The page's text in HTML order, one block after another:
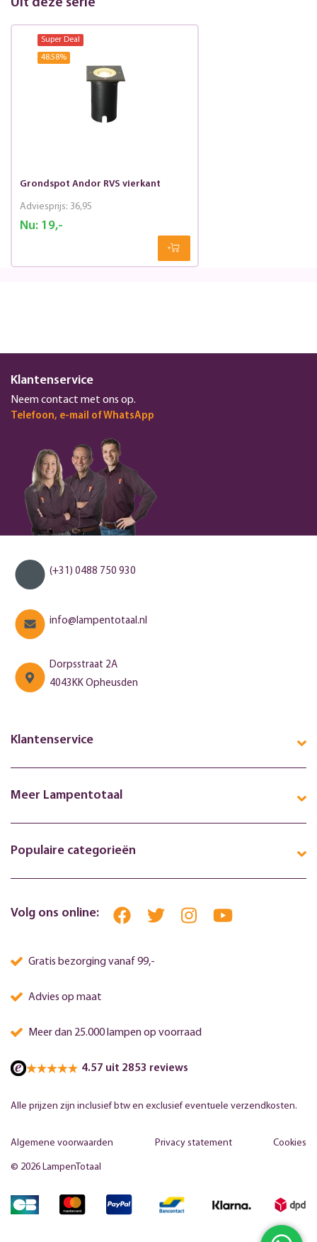
Uit deze serie
Super Deal
48.58%
Grondspot Andor RVS vierkant
Nu:19,-
Adviesprijs: 36,95
Klantenservice
Neem contact met ons op.
Telefoon, e-mail of WhatsApp
(+31) 0488 750 930
info@lampentotaal.nl
Dorpsstraat 2A
4043KK Opheusden
Klantenservice
Meer Lampentotaal
Populaire categorieën
Volg ons online:
Gratis bezorging vanaf 99,-
Advies op maat
Meer dan 25.000 lampen op voorraad
4.57 uit 2853 reviews
Alle prijzen zijn inclusief btw en exclusief eventuele verzendkosten.
© 2026 LampenTotaal
Algemene voorwaarden Privacy statement Cookies